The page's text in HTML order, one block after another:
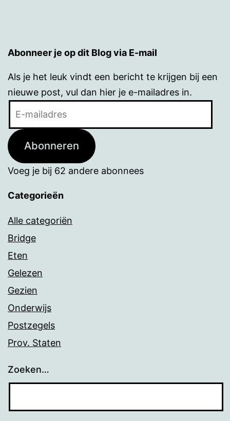
Abonneer je op dit Blog via E-mail
Als je het leuk vindt een bericht te krijgen bij een
nieuwe post, vul dan hier je e-mailadres in.
Abonneren
Voeg je bij 62 andere abonnees
Categorieën
Alle categoriën
Bridge
Eten
Gelezen
Gezien
Onderwijs
Postzegels
Prov. Staten
Zoeken…